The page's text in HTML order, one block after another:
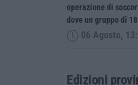
operazione di
dove un gruppo di
06 Agosto,
Edizioni